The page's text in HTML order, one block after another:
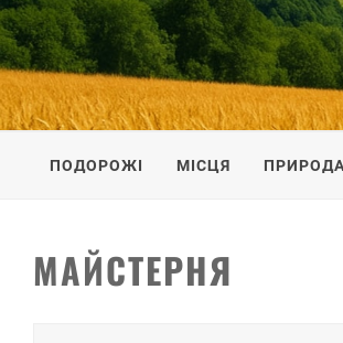
ПОДОРОЖI ПО УКРАЇНІ
ПОДОРОЖІ МІСЦЯ ПРИРОДА
МАЙСТЕРНЯ